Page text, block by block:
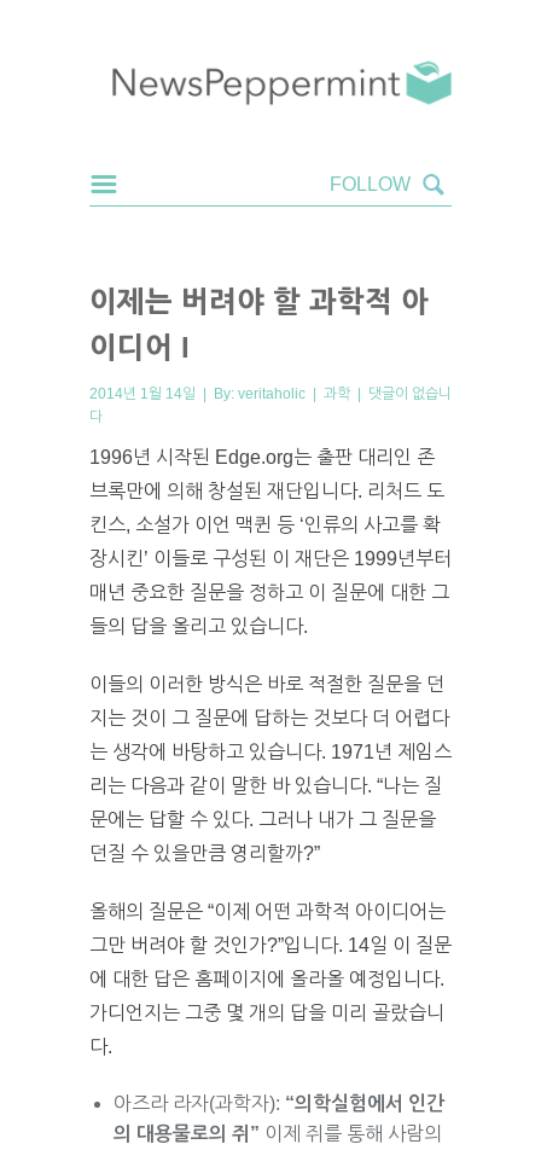
이제는 버려야 할 과학적 아
이디어 I
2014년 1월 14일 | By: veritaholic | 과학 | 댓글이 없습니
다
1996년 시작된 Edge.org는 출판 대리인 존
브록만에 의해 창설된 재단입니다. 리처드 도
킨스, 소설가 이언 맥퀸 등 ‘인류의 사고를 확
장시킨’ 이들로 구성된 이 재단은 1999년부터
매년 중요한 질문을 정하고 이 질문에 대한 그
들의 답을 올리고 있습니다.
이들의 이러한 방식은 바로 적절한 질문을 던
지는 것이 그 질문에 답하는 것보다 더 어렵다
는 생각에 바탕하고 있습니다. 1971년 제임스
리는 다음과 같이 말한 바 있습니다. “나는 질
문에는 답할 수 있다. 그러나 내가 그 질문을
던질 수 있을만큼 영리할까?”
올해의 질문은 “이제 어떤 과학적 아이디어는
그만 버려야 할 것인가?”입니다. 14일 이 질문
에 대한 답은 홈페이지에 올라올 예정입니다.
가디언지는 그중 몇 개의 답을 미리 골랐습니
다.
아즈라 라자(과학자): “의학실험에서 인간
의 대용물로의 쥐” 이제 쥐를 통해 사람의